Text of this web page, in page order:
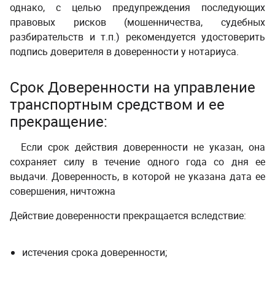
однако, с целью предупреждения последующих
правовых рисков (мошенничества, судебных
разбирательств и т.п.) рекомендуется удостоверить
подпись доверителя в доверенности у нотариуса.
Срок Доверенности на управление
транспортным средством и ее
прекращение:
Если срок действия доверенности не указан, она
сохраняет силу в течение одного года со дня ее
выдачи. Доверенность, в которой не указана дата ее
совершения, ничтожна
Действие доверенности прекращается вследствие:
истечения срока доверенности;